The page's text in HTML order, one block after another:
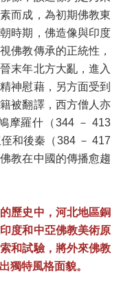
而成，為初期佛教東
時期，佛造像與印度
佛教傳承的正統性，
末年北方大亂，進入
神慰藉，另方面受到
被翻譯，西方僧人亦
摩羅什（344 － 413
和後秦（384 － 417
教在中國的傳播愈趨
歷史中，河北地區銅
度和中亞佛教美術原
和試驗，將外來佛教
獨特風格面貌。